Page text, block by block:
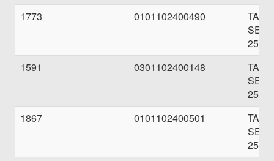
1773
0101102400490
1591
0301102400148
1867
0101102400501